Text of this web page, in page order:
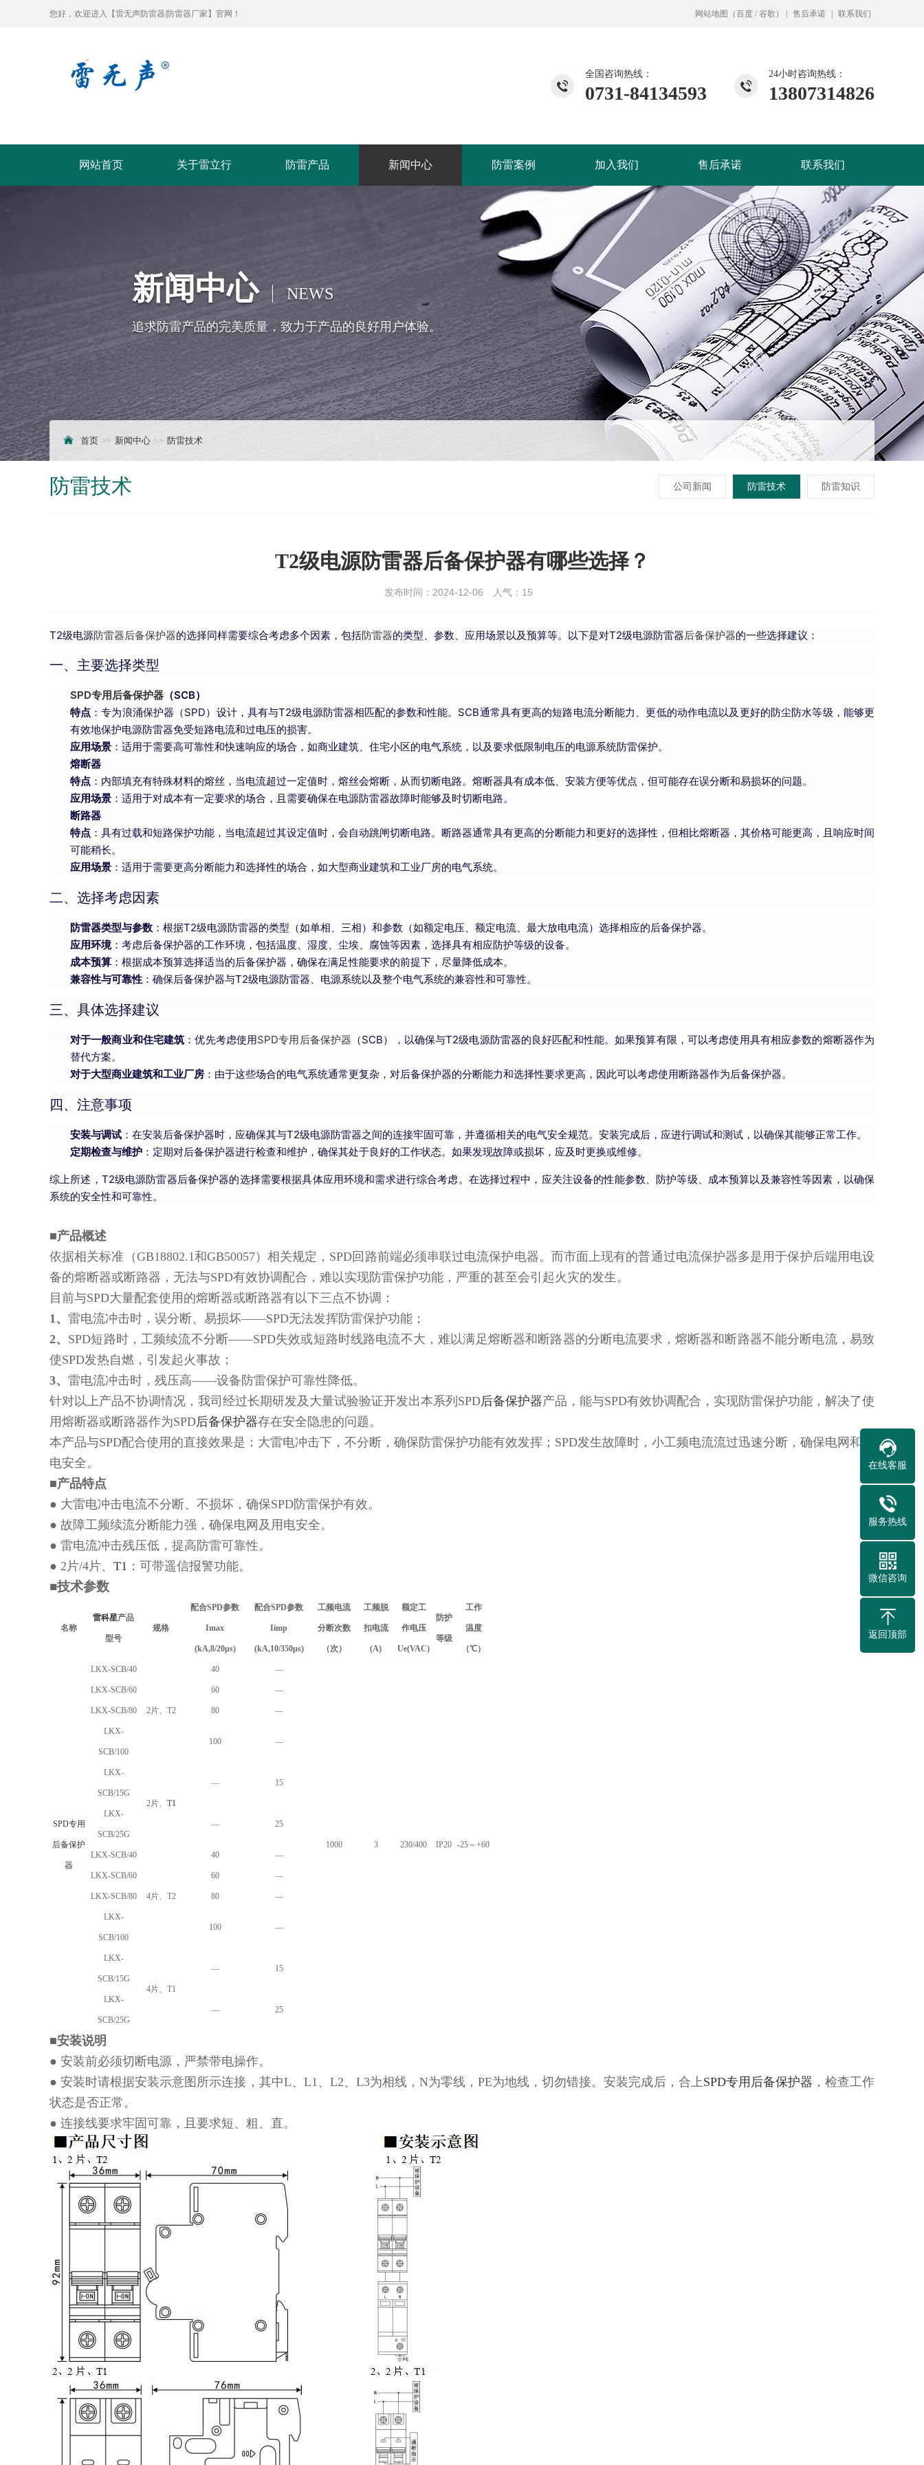
您好，欢迎进入【雷无声防雷器|防雷器厂家】官网！ 网站地图 （百度 / 谷歌 ） 售后承诺 联系我们
24小时咨询热线：
13807314826
全国咨询热线：
0731-84134593
网站首页 关于雷立行 防雷产品 新闻中心 防雷案例 加入我们 售后承诺 联系我们
新闻中心 NEWS
追求防雷产品的完美质量，致力于产品的良好用户体验。
首页 新闻中心 防雷技术
防雷技术 公司新闻 防雷技术 防雷知识
T2级电源防雷器后备保护器有哪些选择？
发布时间：2024-12-06 人气： 15
T2级电源防雷器后备保护器的选择同样需要综合考虑多个因素，包括防雷器的类型、参数、应用场景以及预算等。以下是对T2级电源防雷器后备保护器的一些选择建议：
一、主要选择类型
SPD专用后备保护器 （SCB）
特点 ：专为浪涌保护器（SPD）设计，具有与T2级电源防雷器相匹配的参数和性能。SCB通常具有更高的短路电流分断能力、更低的动作电流以及更好的防尘防水等级，能够更
有效地保护电源防雷器免受短路电流和过电压的损害。
应用场景 ：适用于需要高可靠性和快速响应的场合，如商业建筑、住宅小区的电气系统，以及要求低限制电压的电源系统防雷保护。
熔断器
特点 ：内部填充有特殊材料的熔丝，当电流超过一定值时，熔丝会熔断，从而切断电路。熔断器具有成本低、安装方便等优点，但可能存在误分断和易损坏的问题。
应用场景 ：适用于对成本有一定要求的场合，且需要确保在电源防雷器故障时能够及时切断电路。
断路器
特点 ：具有过载和短路保护功能，当电流超过其设定值时，会自动跳闸切断电路。断路器通常具有更高的分断能力和更好的选择性，但相比熔断器，其价格可能更高，且响应时间
可能稍长。
应用场景 ：适用于需要更高分断能力和选择性的场合，如大型商业建筑和工业厂房的电气系统。
二、选择考虑因素
防雷器类型与参数 ：根据T2级电源防雷器的类型（如单相、三相）和参数（如额定电压、额定电流、最大放电电流）选择相应的后备保护器。
应用环境：考虑后备保护器的工作环境，包括温度、湿度、尘埃、腐蚀等因素，选择具有相应防护等级的设备。
成本预算 ：根据成本预算选择适当的后备保护器，确保在满足性能要求的前提下，尽量降低成本。
兼容性与可靠性 ：确保后备保护器与T2级电源防雷器、电源系统以及整个电气系统的兼容性和可靠性。
三、具体选择建议
对于一般商业和住宅建筑 ：优先考虑使用SPD专用后备保护器 （SCB），以确保与T2级电源防雷器的良好匹配和性能。如果预算有限，可以考虑使用具有相应参数的熔断器作为
替代方案。
对于大型商业建筑和工业厂房 ：由于这些场合的电气系统通常更复杂，对后备保护器的分断能力和选择性要求更高，因此可以考虑使用断路器作为后备保护器。
四、注意事项
安装与调试 ：在安装后备保护器时，应确保其与T2级电源防雷器之间的连接牢固可靠，并遵循相关的电气安全规范。安装完成后，应进行调试和测试，以确保其能够正常工作。
定期检查与维护 ：定期对后备保护器进行检查和维护，确保其处于良好的工作状态。如果发现故障或损坏，应及时更换或维修。
综上所述，T2级电源防雷器后备保护器的选择需要根据具体应用环境和需求进行综合考虑。在选择过程中，应关注设备的性能参数、防护等级、成本预算以及兼容性等因素，以确保
系统的安全性和可靠性。
■产品概述
依据相关标准（GB18802.1和GB50057）相关规定，SPD回路前端必须串联过电流保护电器。而市面上现有的普通过电流保护器多是用于保护后端用电设
备的熔断器或断路器，无法与SPD有效协调配合，难以实现防雷保护功能，严重的甚至会引起火灾的发生。
目前与SPD大量配套使用的熔断器或断路器有以下三点不协调：
1、 雷电流冲击时，误分断、易损坏——SPD无法发挥防雷保护功能；
2、 SPD短路时，工频续流不分断——SPD失效或短路时线路电流不大，难以满足熔断器和断路器的分断电流要求，熔断器和断路器不能分断电流，易致
使SPD发热自燃，引发起火事故；
3、 雷电流冲击时，残压高——设备防雷保护可靠性降低。
针对以上产品不协调情况，我司经过长期研发及大量试验验证开发出本系列SPD后备保护器产品，能与SPD有效协调配合，实现防雷保护功能，解决了使
用熔断器或断路器作为SPD后备保护器存在安全隐患的问题。
本产品与SPD配合使用的直接效果是：大雷电冲击下，不分断，确保防雷保护功能有效发挥；SPD发生故障时，小工频电流流过迅速分断，确保电网和用
电安全。
■产品特点
● 大雷电冲击电流不分断、不损坏，确保SPD防雷保护有效。
● 故障工频续流分断能力强，确保电网及用电安全。
● 雷电流冲击残压低，提高防雷可靠性。
● 2片/4片、 T1 ：可带遥信报警功能。
■技术参数
名称
雷科星产品
型号
规格
配合SPD参数
Imax
(kA,8/20μs)
配合SPD参数
Iimp
(kA,10/350μs)
工频电流
分断次数
（次）
工频脱
扣电流
(A)
额定工
作电压
Ue(VAC)
防护
等级
工作
温度
（℃）
SPD专用
后备保护
器
LKX-SCB/40
2片、T2
40 —
1000 3 230/400 IP20 -25～+60
LKX-SCB/60 60 —
LKX-SCB/80 80 —
LKX-
SCB/100
100 —
LKX-
SCB/15G
2片、 T1
— 15
LKX-
SCB/25G
— 25
LKX-SCB/40
4片、T2
40 —
LKX-SCB/60 60 —
LKX-SCB/80 80 —
LKX-
SCB/100
100 —
LKX-
SCB/15G
4片、T1
— 15
LKX-
SCB/25G
— 25
■安装说明
● 安装前必须切断电源，严禁带电操作。
● 安装时请根据安装示意图所示连接，其中L、L1、L2、L3为相线，N为零线，PE为地线，切勿错接。安装完成后，合上SPD专用后备保护器 ，检查工作
状态是否正常。
● 连接线要求牢固可靠，且要求短、粗、直。
在线客服
服务热线
微信咨询
返回顶部